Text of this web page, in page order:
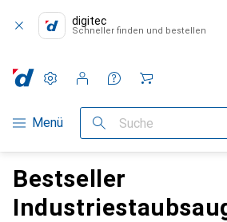
digitec
Schneller finden und bestellen
Navigation nach Kategorien
Menü Suche
Einstellungen
Kundenkonto
Vergleichslisten
Merklisten
Warenkorb
Bestseller